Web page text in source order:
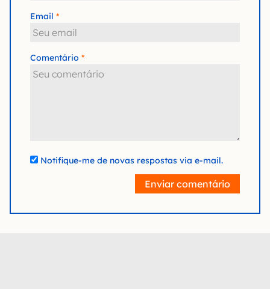
Email
Comentário
Notifique-me de novas respostas via e-mail.
Enviar comentário